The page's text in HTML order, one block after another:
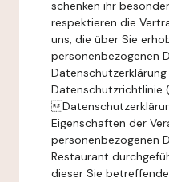
schenken ihr
respektieren die
uns, die über Sie
personenbezogenen
Datenschutzrichtlinie
Eigenschaften der
personenbezogenen
Restaurant
dieser Sie